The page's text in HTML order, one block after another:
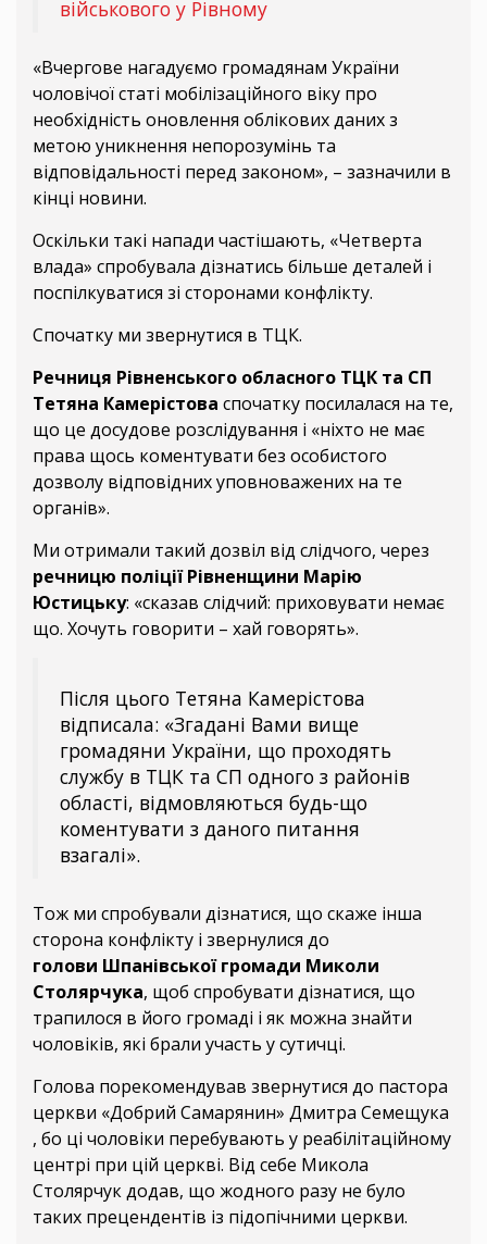
військового у Рівному
«Вчергове нагадуємо громадянам України
чоловічої статі мобілізаційного віку про
необхідність оновлення облікових даних з
метою уникнення непорозумінь та
відповідальності перед законом», – зазначили в
кінці новини.
Оскільки такі напади частішають, «Четверта
влада» спробувала дізнатись більше деталей і
поспілкуватися зі сторонами конфлікту.
Спочатку ми звернутися в ТЦК.
Речниця Рівненського обласного ТЦК та СП
Тетяна Камерістова спочатку посилалася на те,
що це досудове розслідування і «ніхто не має
права щось коментувати без особистого
дозволу відповідних уповноважених на те
органів».
Ми отримали такий дозвіл від слідчого, через
речницю поліції Рівненщини Марію
Юстицьку: «сказав слідчий: приховувати немає
що. Хочуть говорити – хай говорять».
Після цього Тетяна Камерістова
відписала: «Згадані Вами вище
громадяни України, що проходять
службу в ТЦК та СП одного з районів
області, відмовляються будь-що
коментувати з даного питання
взагалі».
Тож ми спробували дізнатися, що скаже інша
сторона конфлікту і звернулися до
голови Шпанівської громади Миколи
Столярчука, щоб спробувати дізнатися, що
трапилося в його громаді і як можна знайти
чоловіків, які брали участь у сутичці.
Голова порекомендував звернутися до пастора
церкви «Добрий Самарянин» Дмитра Семещука
, бо ці чоловіки перебувають у реабілітаційному
центрі при цій церкві. Від себе Микола
Столярчук додав, що жодного разу не було
таких прецендентів із підопічними церкви.